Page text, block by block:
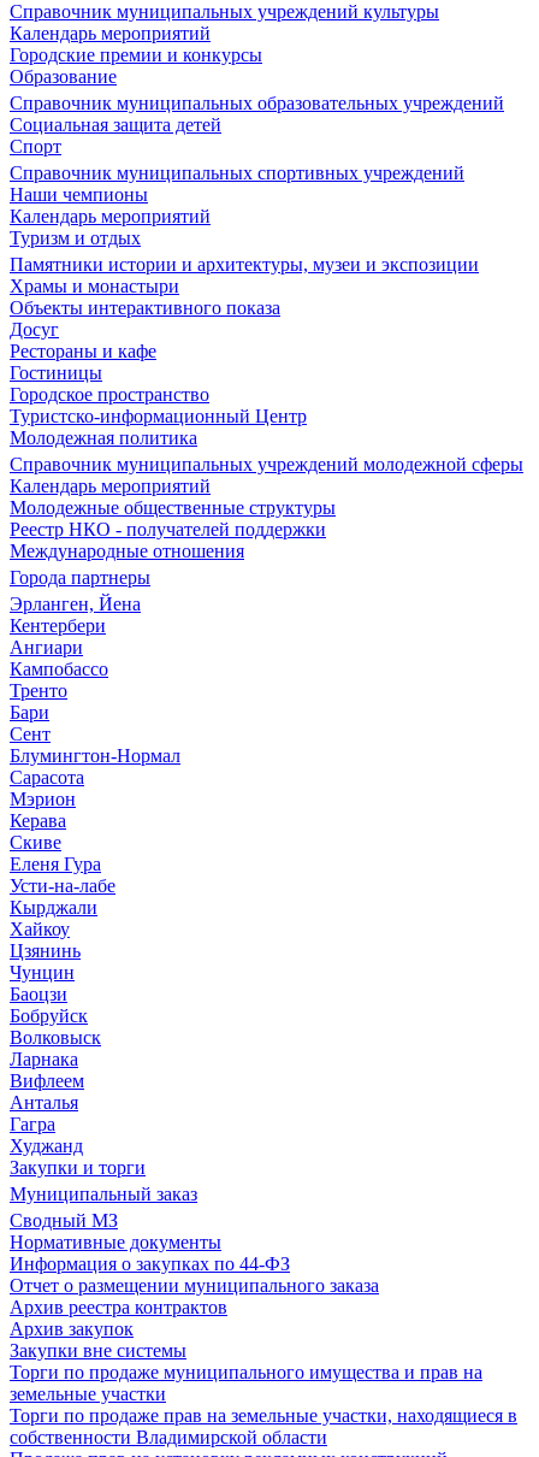
Справочник муниципальных учреждений культуры
Календарь мероприятий
Городские премии и конкурсы
Образование
Справочник муниципальных образовательных учреждений
Социальная защита детей
Спорт
Справочник муниципальных спортивных учреждений
Наши чемпионы
Календарь мероприятий
Туризм и отдых
Памятники истории и архитектуры, музеи и экспозиции
Храмы и монастыри
Объекты интерактивного показа
Досуг
Рестораны и кафе
Гостиницы
Городское пространство
Туристско-информационный Центр
Молодежная политика
Справочник муниципальных учреждений молодежной сферы
Календарь мероприятий
Молодежные общественные структуры
Реестр НКО - получателей поддержки
Международные отношения
Города партнеры
Эрланген, Йена
Кентербери
Ангиари
Кампобассо
Тренто
Бари
Сент
Блумингтон-Нормал
Сарасота
Мэрион
Керава
Скиве
Еленя Гура
Усти-на-лабе
Кырджали
Хайкоу
Цзянинь
Чунцин
Баоцзи
Бобруйск
Волковыск
Ларнака
Вифлеем
Анталья
Гагра
Худжанд
Закупки и торги
Муниципальный заказ
Сводный МЗ
Нормативные документы
Информация о закупках по 44-ФЗ
Отчет о размещении муниципального заказа
Архив реестра контрактов
Архив закупок
Закупки вне системы
Торги по продаже муниципального имущества и прав на
земельные участки
Торги по продаже прав на земельные участки, находящиеся в
собственности Владимирской области